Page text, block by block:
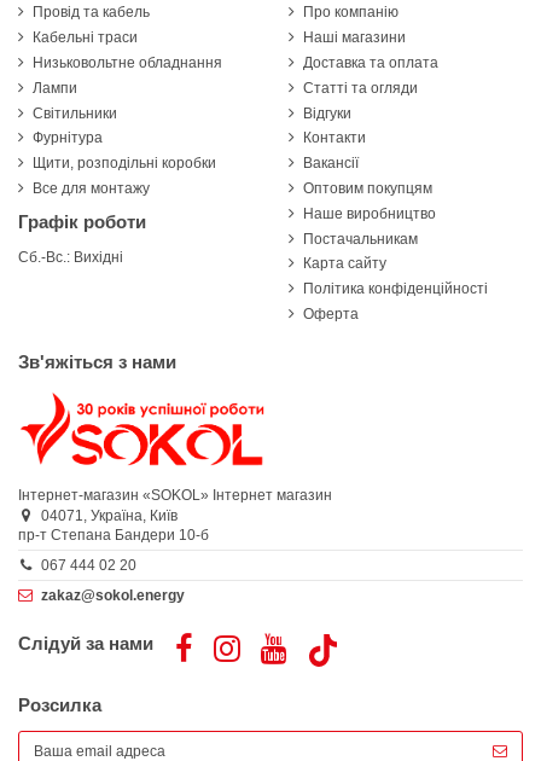
Провід та кабель
Кабельні траси
Низьковольтне обладнання
Лампи
Світильники
Фурнітура
Щити, розподільні коробки
Все для монтажу
Графік роботи
Сб.-Вс.: Вихідні
Про компанію
Наші магазини
Доставка та оплата
Статті та огляди
Відгуки
Контакти
Вакансії
Оптовим покупцям
Наше виробництво
Постачальникам
Карта сайту
Політика конфіденційності
Оферта
Зв'яжіться з нами
Інтернет-магазин «SOKOL» Інтернет магазин
04071, Україна, Київ
пр-т Степана Бандери 10-б
067 444 02 20
zakaz@sokol.energy
Слідуй за нами
Розсилка